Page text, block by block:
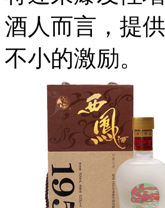
酒人而言，提
不小的激励。